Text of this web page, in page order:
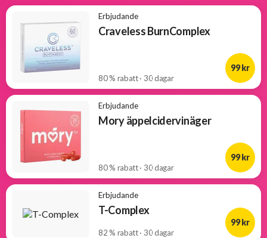
Erbjudande
Craveless BurnComplex
80 % rabatt · 30 dagar
99 kr
Erbjudande
Mory äppelcidervinäger
80 % rabatt · 30 dagar
99 kr
Erbjudande
T-Complex
82 % rabatt · 30 dagar
99 kr